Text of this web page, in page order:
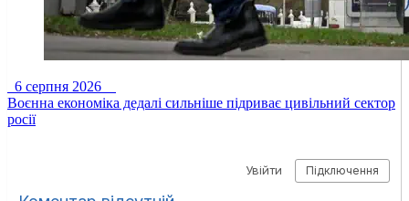
6 серпня 2026
Воєнна економіка дедалі сильніше підриває цивільний сектор
росії